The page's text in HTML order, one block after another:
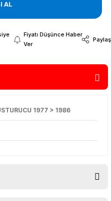
AL
Fiyatı Düşünce Haber
Ver
Paylaş
1977 > 1986